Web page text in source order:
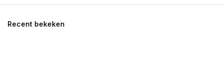
Recent bekeken